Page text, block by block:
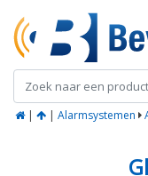
| | Alarmsystemen